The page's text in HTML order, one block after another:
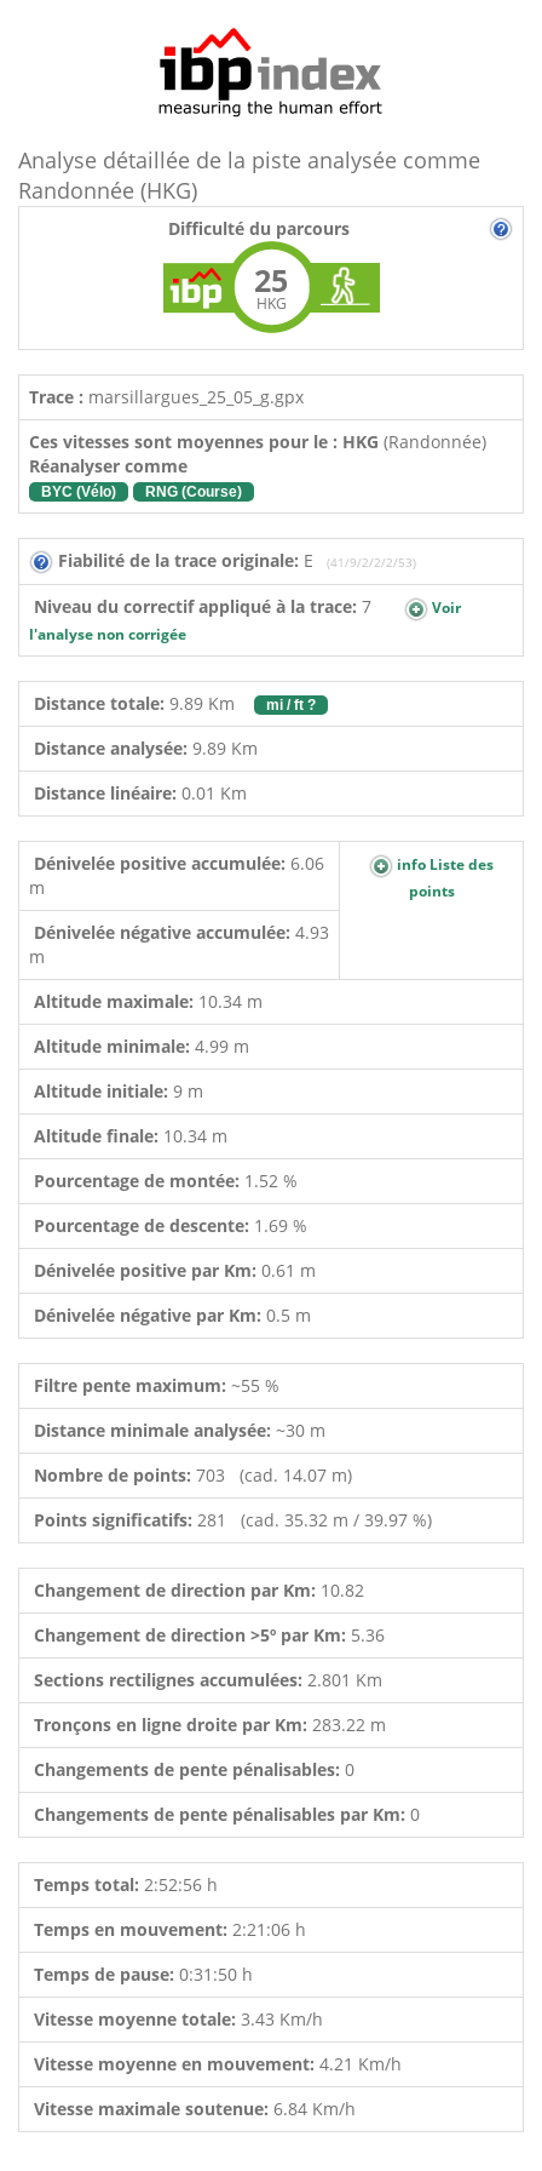
Analyse détaillée de la piste analysée comme
Randonnée (HKG)
Difficulté du parcours
25
HKG
Trace : marsillargues_25_05_g.gpx
Ces vitesses sont moyennes pour le : HKG (Randonnée)
Réanalyser comme
BYC (Vélo) RNG (Course)
Fiabilité de la trace originale: E (41/9/2/2/2/53)
Niveau du correctif appliqué à la trace: 7
Voir
l'analyse non corrigée
Distance totale: 9.89 Km mi / ft ?
Distance analysée: 9.89 Km
Distance linéaire: 0.01 Km
Dénivelée positive accumulée: 6.06
m
info Liste des
points
Dénivelée négative accumulée: 4.93
m
Altitude maximale: 10.34 m
Altitude minimale: 4.99 m
Altitude initiale: 9 m
Altitude finale: 10.34 m
Pourcentage de montée: 1.52 %
Pourcentage de descente: 1.69 %
Dénivelée positive par Km: 0.61 m
Dénivelée négative par Km: 0.5 m
Filtre pente maximum: ~55 %
Distance minimale analysée: ~30 m
Nombre de points: 703 (cad. 14.07 m)
Points significatifs: 281 (cad. 35.32 m / 39.97 %)
Changement de direction par Km: 10.82
Changement de direction >5º par Km: 5.36
Sections rectilignes accumulées: 2.801 Km
Tronçons en ligne droite par Km: 283.22 m
Changements de pente pénalisables: 0
Changements de pente pénalisables par Km: 0
Temps total: 2:52:56 h
Temps en mouvement: 2:21:06 h
Temps de pause: 0:31:50 h
Vitesse moyenne totale: 3.43 Km/h
Vitesse moyenne en mouvement: 4.21 Km/h
Vitesse maximale soutenue: 6.84 Km/h